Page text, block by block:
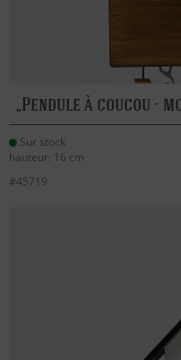
Pendule à coucou -
Sur stock
hauteur: 16 cm
#45719